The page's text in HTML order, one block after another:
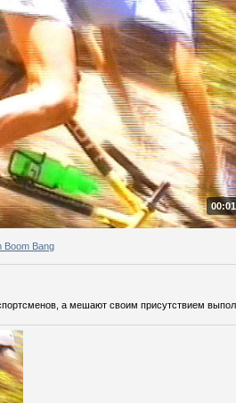
Boom Bang
а мешают своим присутствием